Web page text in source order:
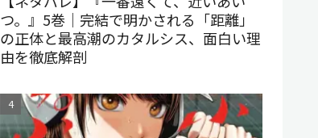
つ。』5巻｜完結で明かされる「距離」
の正体と最高潮のカタルシス、面白い理
由を徹底解剖